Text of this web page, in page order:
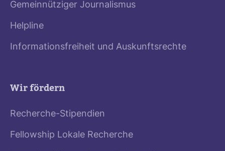
Gemeinnütziger Journalismus
Helpline
Informationsfreiheit und Auskunftsrechte
Wir fördern
Recherche-Stipendien
Fellowship Lokale Recherche